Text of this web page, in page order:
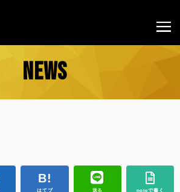
NEWS
はてブ 送る noteで書く